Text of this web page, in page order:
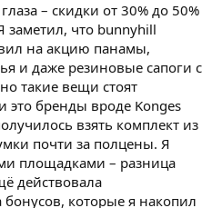
– скидки от 30% до 50%
заметил, что bunnyhill
на акцию панамы,
и даже резиновые сапоги с
такие вещи стоят
это бренды вроде Konges
взять комплект из
почти за полцены. Я
площадками – разница
действовала
которые я накопил